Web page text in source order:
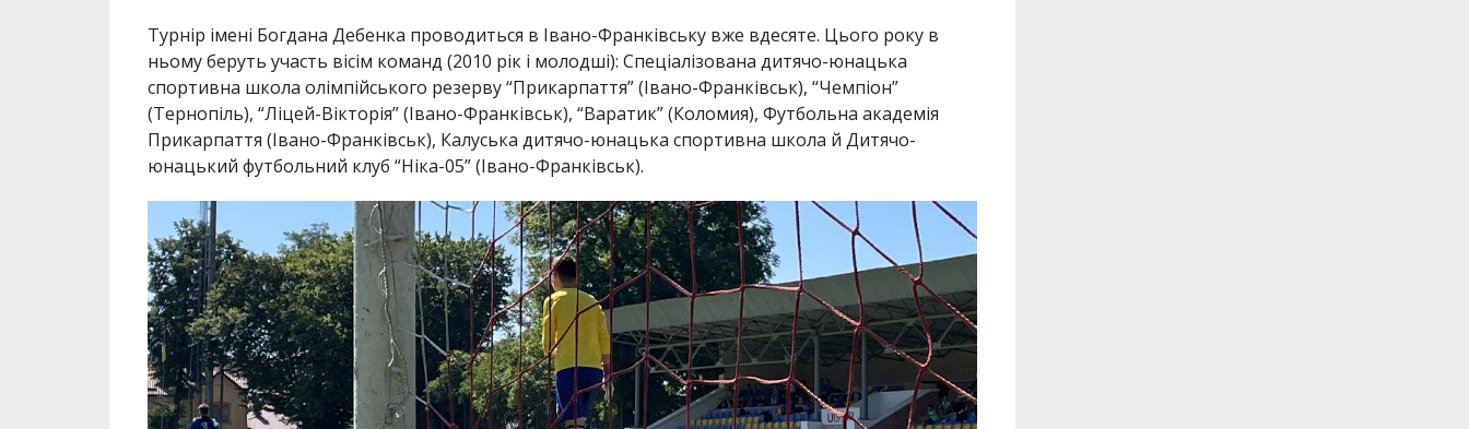
Турнір імені Богдана Дебенка проводиться в Івано-Франківську вже вдесяте. Цього року в
ньому беруть участь вісім команд (2010 рік і молодші): Спеціалізована дитячо-юнацька
спортивна школа олімпійського резерву “Прикарпаття” (Івано-Франківськ), “Чемпіон”
(Тернопіль), “Ліцей-Вікторія” (Івано-Франківськ), “Варатик” (Коломия), Футбольна академія
Прикарпаття (Івано-Франківськ), Калуська дитячо-юнацька спортивна школа й Дитячо-
юнацький футбольний клуб “Ніка-05” (Івано-Франківськ).